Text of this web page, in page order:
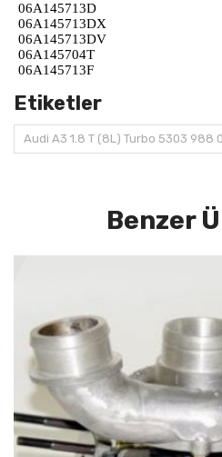
06A145713D
06A145713DX
06A145713DV
06A145704T
06A145713F
Etiketler
Audi A3 1.8 T (8L) Turbo 5303 988
Benzer